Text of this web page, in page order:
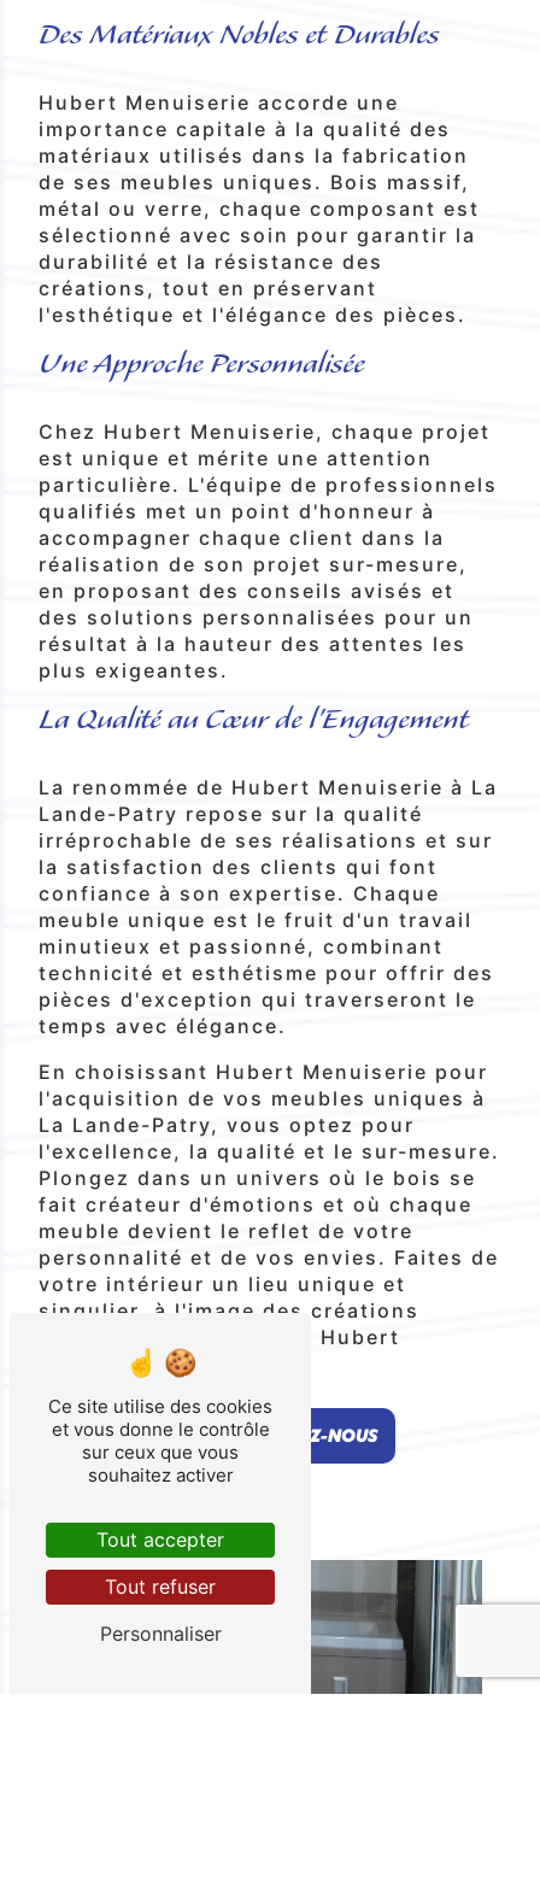
Des Matériaux Nobles et Durables
Hubert Menuiserie accorde une
importance capitale à la qualité des
matériaux utilisés dans la fabrication
de ses meubles uniques. Bois massif,
métal ou verre, chaque composant est
sélectionné avec soin pour garantir la
durabilité et la résistance des
créations, tout en préservant
l'esthétique et l'élégance des pièces.
Une Approche Personnalisée
Chez Hubert Menuiserie, chaque projet
est unique et mérite une attention
particulière. L'équipe de professionnels
qualifiés met un point d'honneur à
accompagner chaque client dans la
réalisation de son projet sur-mesure,
en proposant des conseils avisés et
des solutions personnalisées pour un
résultat à la hauteur des attentes les
plus exigeantes.
La Qualité au Cœur de l'Engagement
La renommée de Hubert Menuiserie à La
Lande-Patry repose sur la qualité
irréprochable de ses réalisations et sur
la satisfaction des clients qui font
confiance à son expertise. Chaque
meuble unique est le fruit d'un travail
minutieux et passionné, combinant
technicité et esthétisme pour offrir des
pièces d'exception qui traverseront le
temps avec élégance.
En choisissant Hubert Menuiserie pour
l'acquisition de vos meubles uniques à
La Lande-Patry, vous optez pour
l'excellence, la qualité et le sur-mesure.
Plongez dans un univers où le bois se
fait créateur d'émotions et où chaque
meuble devient le reflet de votre
personnalité et de vos envies. Faites de
votre intérieur un lieu unique et
singulier, à l'image des créations
d'exception signées par Hubert
Menuiserie.
EN SAVOIR PLUS CONTACTEZ-NOUS
Ce site utilise des cookies
et vous donne le contrôle
sur ceux que vous
souhaitez activer
Tout accepter
Tout refuser
Personnaliser